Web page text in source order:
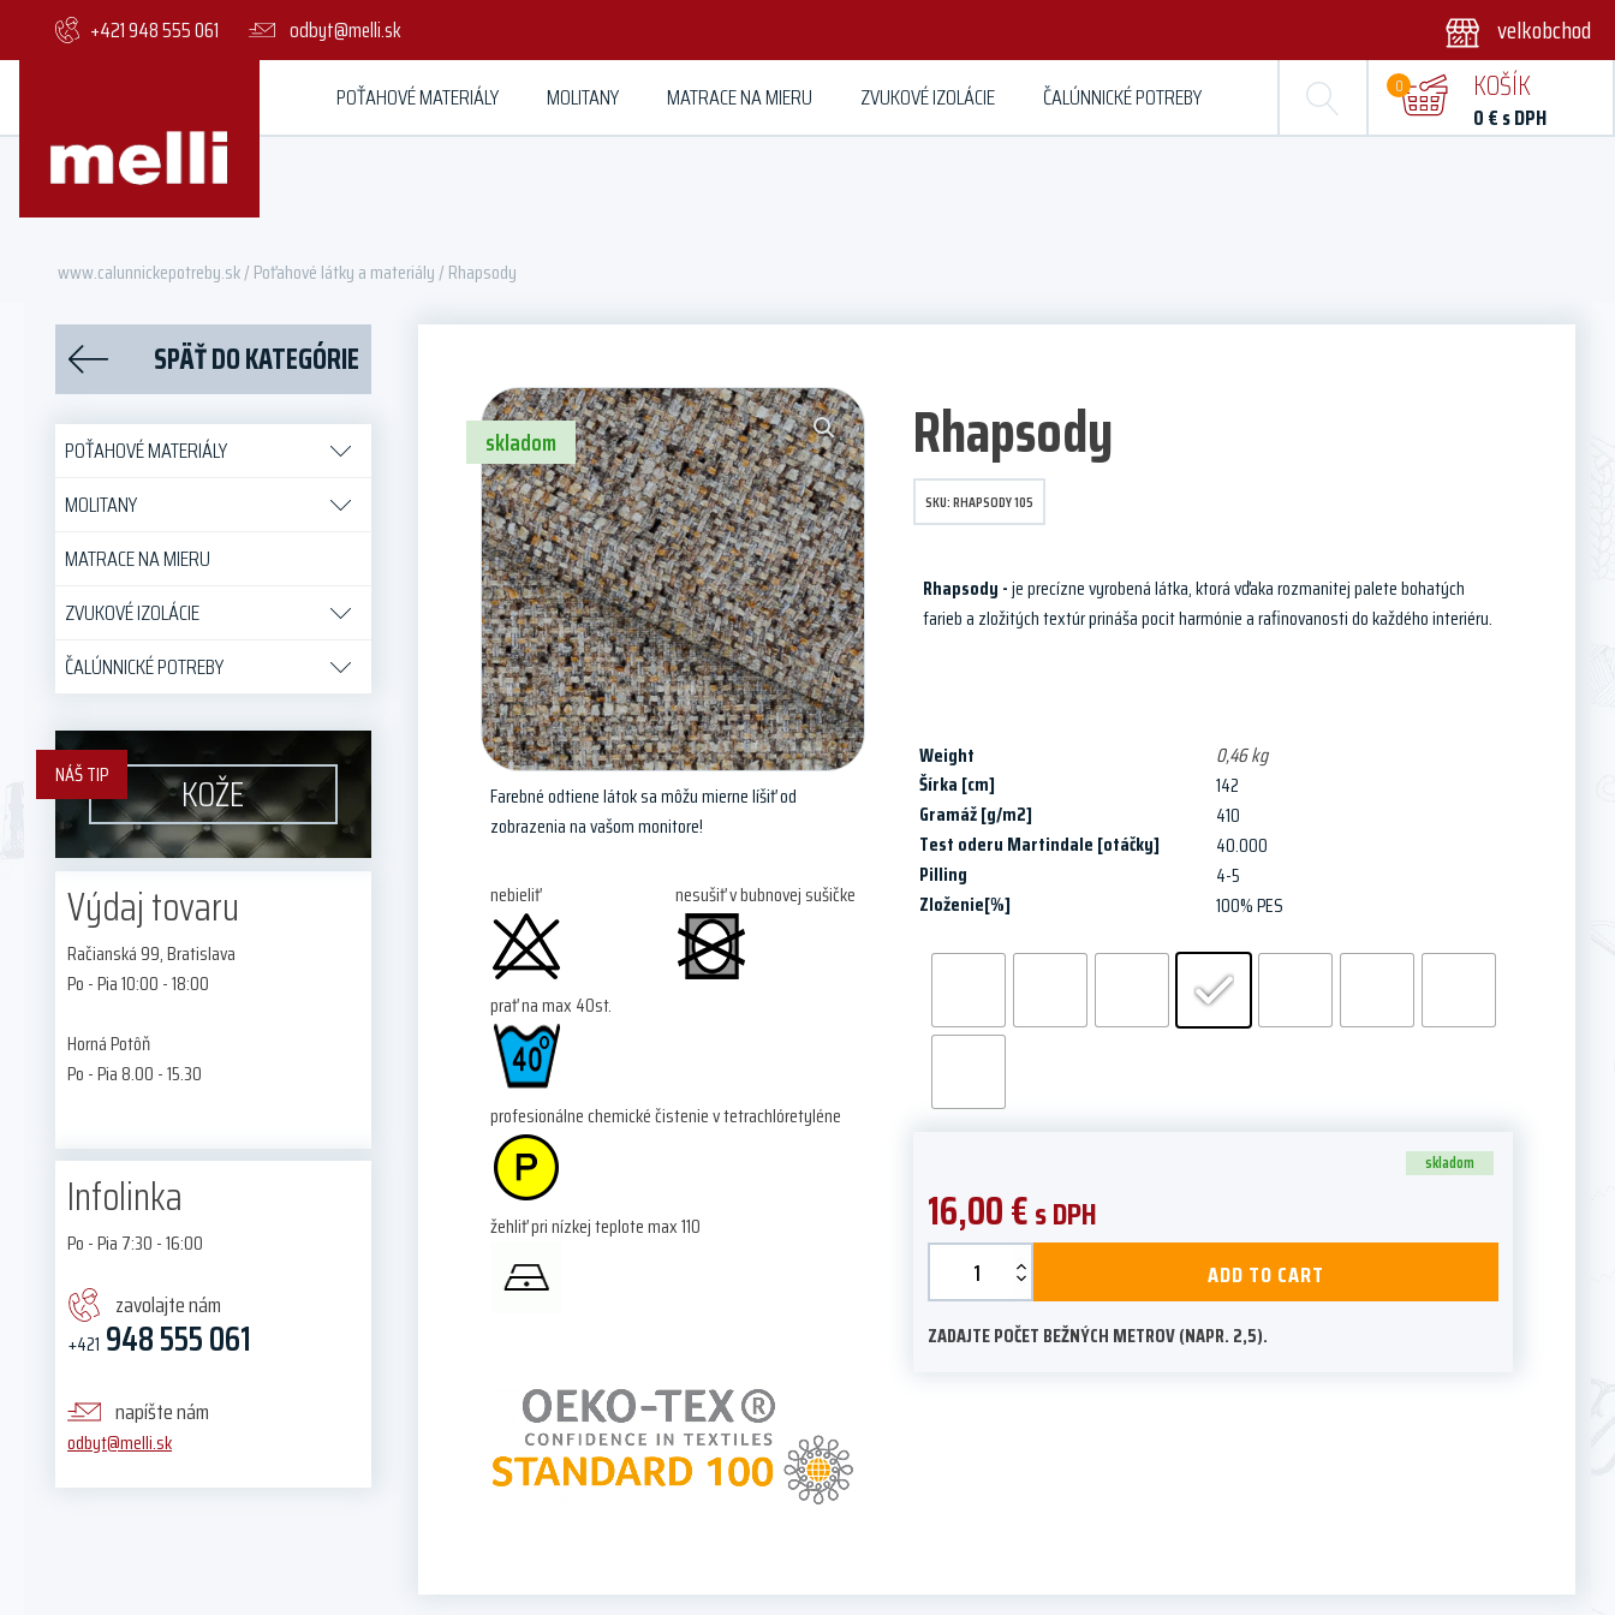
+421 948 555 061 odbyt@melli.sk velkobchod
POŤAHOVÉ MATERIÁLY MOLITANY MATRACE NA MIERU ZVUKOVÉ IZOLÁCIE ČALÚNNICKÉ POTREBY 0 KOŠÍK
0€ s DPH
www.calunnickepotreby.sk/ Poťahové látky a materiály/ Rhapsody
SPÄŤ DO KATEGÓRIE
POŤAHOVÉ MATERIÁLY
MOLITANY
MATRACE NA MIERU
ZVUKOVÉ IZOLÁCIE
ČALÚNNICKÉ POTREBY
KOŽE
NÁŠ TIP
Výdaj tovaru
Račianská 99, Bratislava
Po - Pia 10:00 - 18:00
Horná Potôň
Po - Pia 8.00 - 15.30
Infolinka
Po - Pia 7:30 - 16:00
zavolajte nám
+421 948 555 061
napíšte nám
odbyt@melli.sk
skladom
Farebné odtiene látok sa môžu mierne líšiť od
zobrazenia na vašom monitore!
nebieliť nesušiť v bubnovej sušičke
prať na max 40st.
profesionálne chemické čistenie v tetrachlóretyléne
žehliť pri nízkej teplote max 110
Rhapsody
SKU:RHAPSODY 105
Rhapsody -je precízne vyrobená látka, ktorá vďaka rozmanitej palete bohatých
farieb a zložitých textúr prináša pocit harmónie a rafinovanosti do každého interiéru.
Weight
0,46 kg
Šírka [cm]
142
Gramáž [g/m2]
410
Test oderu Martindale [otáčky]
40.000
Pilling
4-5
Zloženie[%]
100% PES
skladom
16,00€s DPH
Rhapsody
quantity
ADD TO CART
ZADAJTE POČET BEŽNÝCH METROV (NAPR. 2,5).